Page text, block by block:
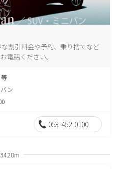
割引料金や予約、乗り捨てなど
電話ください。
ン
053-452-0100
3420m